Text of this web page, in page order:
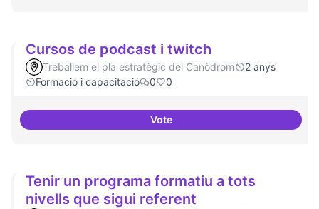
Cursos de podcast i twitch
Treballem el pla estratègic del Canòdrom
2 anys
Formació i capacitació
0 0
VoteCursos de podcast i twitch
Tenir un programa formatiu a tots
nivells que sigui referent